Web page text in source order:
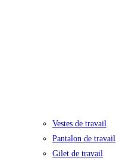
Vestes de travail
Pantalon de travail
Gilet de travail